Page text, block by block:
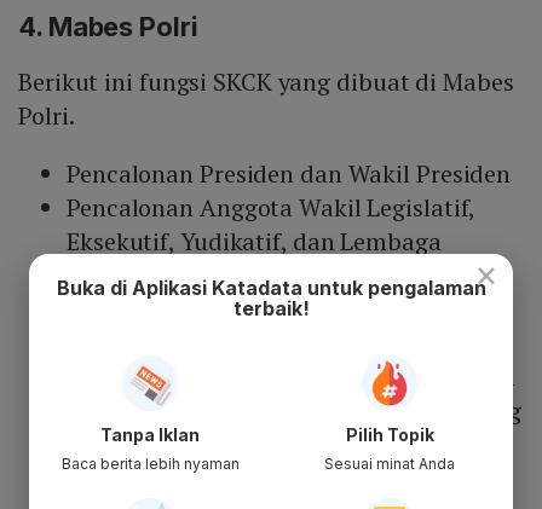
4. Mabes Polri
Berikut ini fungsi SKCK yang dibuat di Mabes
Polri.
Pencalonan Presiden dan Wakil Presiden
Pencalonan Anggota Wakil Legislatif,
Eksekutif, Yudikatif, dan Lembaga
Pemerintahan Tingkat Pusat
Penerbitan Visa
(Permanent Resident) Bagi Warga negara
Indonesia (WNI) dan Warga Negara Asing
(WNA)
Naturalisasi Kewarganegaraan
×
Buka di Aplikasi Katadata untuk pengalaman
terbaik!
Tanpa Iklan
Baca berita lebih nyaman
Pilih Topik
Sesuai minat Anda